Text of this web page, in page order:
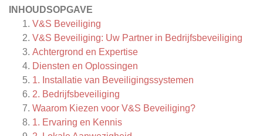
INHOUDSOPGAVE
V&S Beveiliging
V&S Beveiliging: Uw Partner in Bedrijfsbeveiliging
Achtergrond en Expertise
Diensten en Oplossingen
1. Installatie van Beveiligingssystemen
2. Bedrijfsbeveiliging
Waarom Kiezen voor V&S Beveiliging?
1. Ervaring en Kennis